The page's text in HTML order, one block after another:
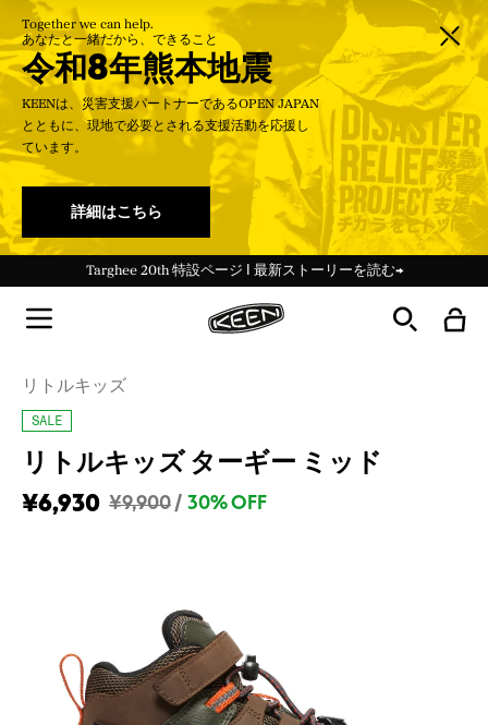
Together we can help.
あなたと一緒だから、できること
令和8年熊本地震
KEENは、災害支援パートナーであるOPEN JAPAN
とともに、現地で必要とされる支援活動を応援し
ています。
詳細はこちら
令和8年熊本地震に伴う配送遅延のお知らせ
夏季休業期間中の営業について 7月31日更新
Targhee 20th 特設ページ Ι 最新ストーリーを読む→
＜会員特典＞誕生日登録でバースデー当日クーポン進呈
＜会員特典＞新規登録で100Pt／ログインでいつでも送料無料
令和8年熊本地震に伴う配送遅延のお知らせ
夏季休業期間中の営業について 7月31日更新
リトルキッズ
SALE
リトルキッズ ターギー ミッド
¥6,930 ¥9,900 / 30% OFF